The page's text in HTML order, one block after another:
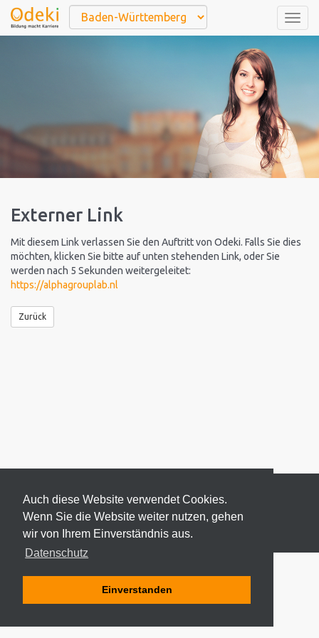
Auch diese Website verwendet Cookies.
Wenn Sie die Website weiter nutzen, gehen
wir von Ihrem Einverständnis aus.
Datenschutz
Einverstanden
Externer Link
Mit diesem Link verlassen Sie den Auftritt von Odeki. Falls Sie dies
möchten, klicken Sie bitte auf unten stehenden Link, oder Sie
werden nach 5 Sekunden weitergeleitet:
https://alphagrouplab.nl
Zurück
© 2026 ODEKI - ALLE RECHTE VORBEHALTEN